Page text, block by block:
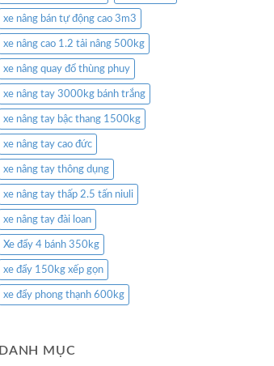
xe nâng bán tự động cao 3m3
xe nâng cao 1.2 tải nâng 500kg
xe nâng quay đổ thùng phuy
xe nâng tay 3000kg bánh trắng
xe nâng tay bậc thang 1500kg
xe nâng tay cao đức
xe nâng tay thông dụng
xe nâng tay thấp 2.5 tấn niuli
xe nâng tay đài loan
Xe đẩy 4 bánh 350kg
xe đẩy 150kg xếp gọn
xe đẩy phong thạnh 600kg
DANH MỤC